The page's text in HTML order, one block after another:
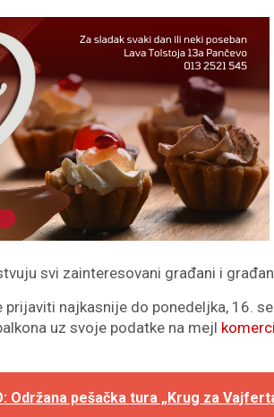
svi zainteresovani građani i
prijaviti najkasnije do ponedeljka, 16.
uz svoje podatke na mejl
Održana pešačka tura „Krug za